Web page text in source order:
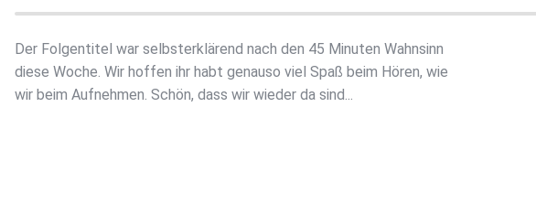
Der Folgentitel war selbsterklärend nach den 45 Minuten Wahnsinn
diese Woche. Wir hoffen ihr habt genauso viel Spaß beim Hören, wie
wir beim Aufnehmen. Schön, dass wir wieder da sind...